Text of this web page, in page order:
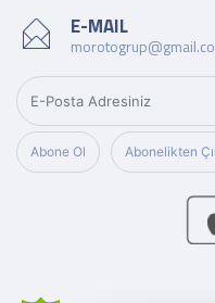
E-MAIL
Abone Ol Abonelikten